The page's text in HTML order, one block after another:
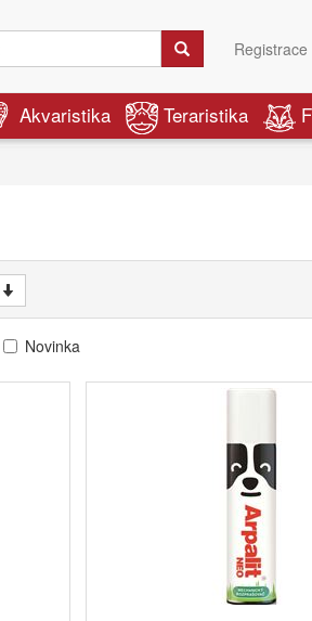
Registrace
Akvaristika Teraristika
Novinka